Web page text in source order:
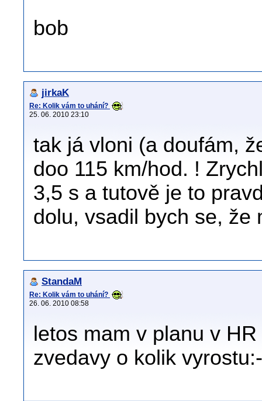
bob
jirkaK
Re: Kolik vám to uhání?
25. 06. 2010 23:10
tak já vloni (a doufám,
doo 115 km/hod. !
3,5 s a tutově je to
dolu, vsadil bych se,
StandaM
Re: Kolik vám to uhání?
26. 06. 2010 08:58
letos mam v planu v
zvedavy o kolik